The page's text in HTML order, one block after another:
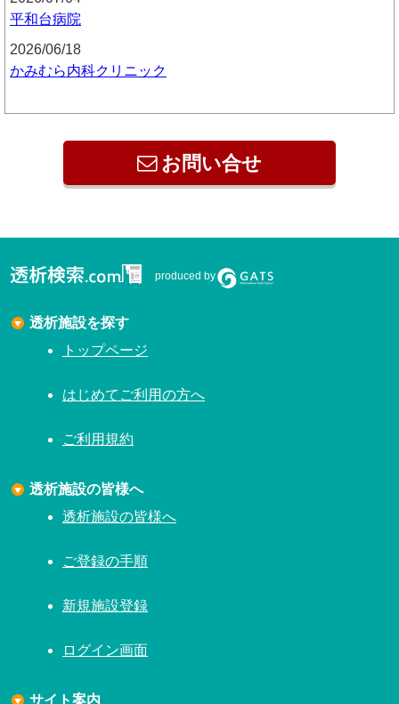
平和台病院
2026/06/18
かみむら内科クリニック
お問い合せ
produced by
透析施設を探す
トップページ
はじめてご利用の方へ
ご利用規約
透析施設の皆様へ
透析施設の皆様へ
ご登録の手順
新規施設登録
ログイン画面
サイト案内